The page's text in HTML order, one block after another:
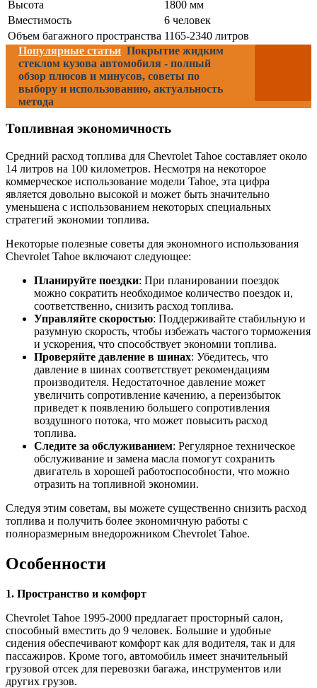
Высота
1800 мм
Вместимость
6 человек
Объем багажного пространства 1165-2340 литров
Популярные статьи Покрытие жидким
стеклом кузова автомобиля - полный
обзор плюсов и минусов, советы по
выбору и использованию, актуальность
метода
Топливная экономичность
Средний расход топлива для Chevrolet Tahoe составляет около
14 литров на 100 километров. Несмотря на некоторое
коммерческое использование модели Tahoe, эта цифра
является довольно высокой и может быть значительно
уменьшена с использованием некоторых специальных
стратегий экономии топлива.
Некоторые полезные советы для экономного использования
Chevrolet Tahoe включают следующее:
Планируйте поездки: При планировании поездок
можно сократить необходимое количество поездок и,
соответственно, снизить расход топлива.
Управляйте скоростью: Поддерживайте стабильную и
разумную скорость, чтобы избежать частого торможения
и ускорения, что способствует экономии топлива.
Проверяйте давление в шинах: Убедитесь, что
давление в шинах соответствует рекомендациям
производителя. Недостаточное давление может
увеличить сопротивление качению, а переизбыток
приведет к появлению большего сопротивления
воздушного потока, что может повысить расход
топлива.
Следите за обслуживанием: Регулярное техническое
обслуживание и замена масла помогут сохранить
двигатель в хорошей работоспособности, что можно
отразить на топливной экономии.
Следуя этим советам, вы можете существенно снизить расход
топлива и получить более экономичную работы с
полноразмерным внедорожником Chevrolet Tahoe.
Особенности
1. Пространство и комфорт
Chevrolet Tahoe 1995-2000 предлагает просторный салон,
способный вместить до 9 человек. Большие и удобные
сидения обеспечивают комфорт как для водителя, так и для
пассажиров. Кроме того, автомобиль имеет значительный
грузовой отсек для перевозки багажа, инструментов или
других грузов.